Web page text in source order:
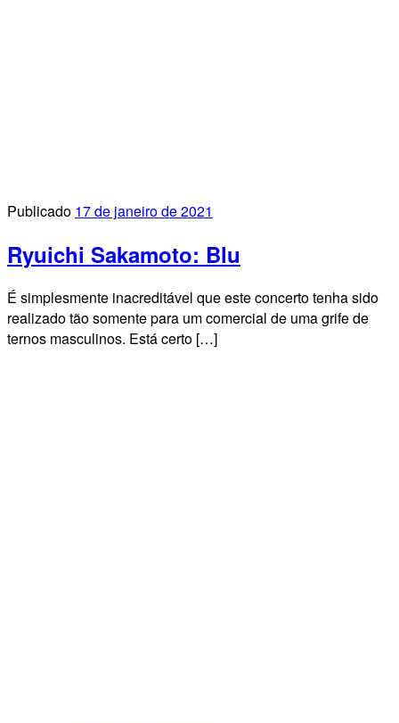
Publicado 17 de janeiro de 2021
Ryuichi Sakamoto: Blu
É simplesmente inacreditável que este concerto tenha sido
realizado tão somente para um comercial de uma grife de
ternos masculinos. Está certo […]